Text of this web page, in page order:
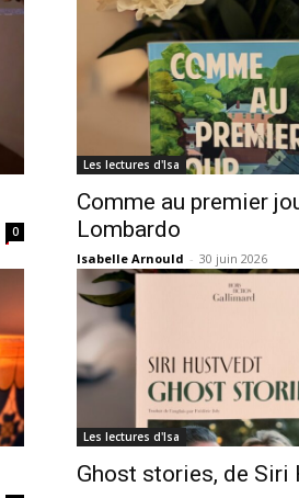
0
Les lectures d'Isa
Comme au premier
Lombardo
Isabelle Arnould - 30 juin 2026
Les lectures d'Isa
Ghost stories, de Siri